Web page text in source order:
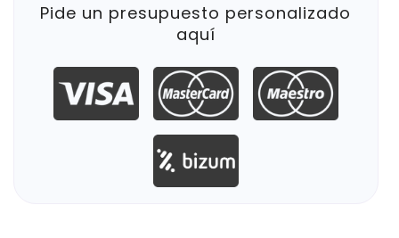
Pide un presupuesto personalizado
aquí